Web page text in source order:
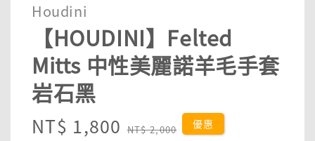
Houdini
【HOUDINI】Felted
Mitts 中性美麗諾羊毛手套
岩石黑
Sale
NT$ 1,800 Regular
NT$ 2,000 優惠